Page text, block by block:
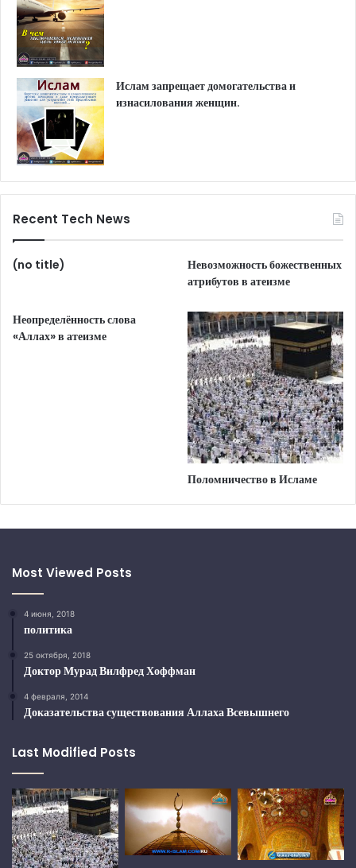
Ислам запрещает домогательства и
изнасилования женщин.
Recent Tech News
(no title)
Невозможность божественных
атрибутов в атеизме
Неопределённость слова
«Аллах» в атеизме
Поломничество в Исламе
Most Viewed Posts
4 июня, 2018
политика
25 октября, 2018
Доктор Мурад Вилфред Хоффман
4 февраля, 2014
Доказательства существования Аллаха Всевышнего
Last Modified Posts